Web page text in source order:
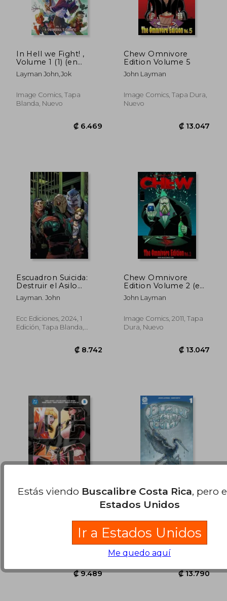
In Hell we Fight! ,
Volume 1 (1) (en
Inglés)
Layman John,Jok
Image Comics, Tapa
Blanda, Nuevo
₡ 6.469
Chew Omnivore
Edition Volume 5
John Layman
Image Comics, Tapa Dura,
Nuevo
₡
Escuadron Suicida:
Destruir el Asilo
Arkham 2 de 5
Layman. John
Ecc Ediciones, 2024, 1
Edición, Tapa Blanda,
Chew Omnivore
Edition Volume 2 (en
Inglés)
John Layman
Image Comics, 2011, Tapa
Dura, Nuevo
Eleanor and the
Egret
John Layman
(2)
Nuevo
Estás viendo Buscalibre Costa Rica, pero
Estados Unidos
Ir a Estados Unidos
Me quedo aquí